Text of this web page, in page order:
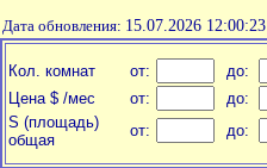
Дата обновления: 15.07.2026 12:00:23
Кол. комнат от:
до:
Цена $ /мес
от:
до:
S (площадь)
общая
от: до: